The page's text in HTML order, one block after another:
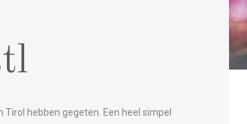
hebben gegeten. Een heel simpel